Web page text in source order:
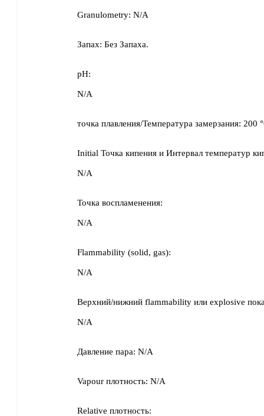
Granulometry: N/A
Запах: Без Запаха.
pH:
N/A
точка плавления/Температура замерзания: 200
Initial Точка кипения и Интервал температур
N/A
Точка воспламенения:
N/A
Flammability (solid, gas):
N/A
Верхний/нижний flammability или explosive
N/A
Давление пара: N/A
Vapour плотность: N/A
Relative плотность: